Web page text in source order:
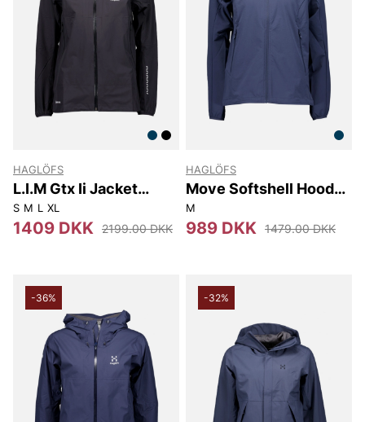
HAGLÖFS
L.I.M Gtx Ii Jacket
Women
S M L XL
1409 DKK 2199.00 DKK
HAGLÖFS
Move Softshell Hood
Women
M
989 DKK 1479.00 DKK
-36% -32%